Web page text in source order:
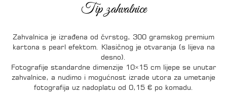
Tip zahvalnice
Zahvalnica je izrađena od čvrstog, 300 gramskog premium
kartona s pearl efektom. Klasičnog je otvaranja (s lijeva na
desno).
Fotografije standardne dimenzije 10×15 cm lijepe se unutar
zahvalnice, a nudimo i mogućnost izrade utora za umetanje
fotografija uz nadoplatu od 0,15 € po komadu.